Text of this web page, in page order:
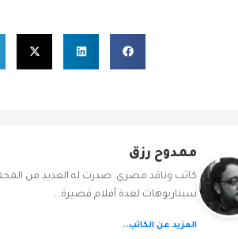
ممدوح رزق
كاتب وناقد مصري. صدرت له العديد من
سيناريوهات لعدة أفلام قصيرة.…
المزيد عن الكاتب..